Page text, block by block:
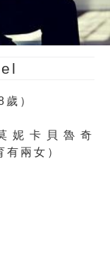
）
妮卡貝魯奇
兩女）